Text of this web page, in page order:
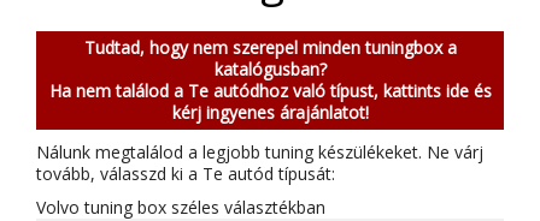
Tudtad, hogy nem szerepel minden tuningbox a
katalógusban?
Ha nem találod a Te autódhoz való típust, kattints ide és
kérj ingyenes árajánlatot!
Nálunk megtalálod a legjobb tuning készülékeket. Ne várj
tovább, válasszd ki a Te autód típusát:
Volvo tuning box széles választékban